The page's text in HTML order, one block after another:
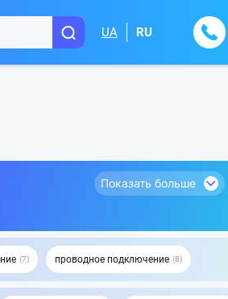
UA RU
Показать больше
7 проводное подключение 8